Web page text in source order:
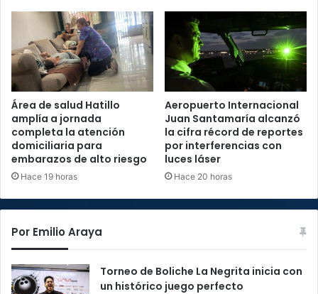
Área de salud Hatillo
amplía a jornada
completa la atención
domiciliaria para
embarazos de alto riesgo
Hace 19 horas
Aeropuerto Internacional
Juan Santamaría alcanzó
la cifra récord de reportes
por interferencias con
luces láser
Hace 20 horas
Por Emilio Araya
Torneo de Boliche La Negrita inicia con
un histórico juego perfecto